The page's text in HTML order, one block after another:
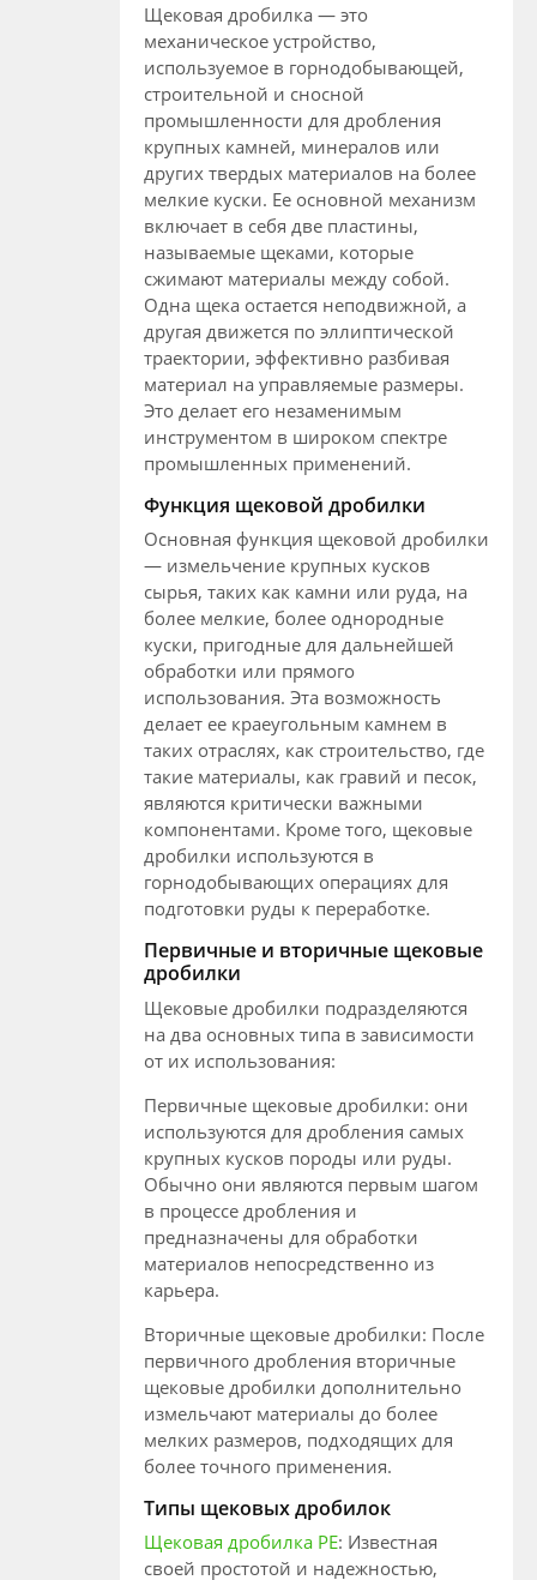
Щековая дробилка — это
механическое устройство,
используемое в горнодобывающей,
строительной и сносной
промышленности для дробления
крупных камней, минералов или
других твердых материалов на более
мелкие куски. Ее основной механизм
включает в себя две пластины,
называемые щеками, которые
сжимают материалы между собой.
Одна щека остается неподвижной, а
другая движется по эллиптической
траектории, эффективно разбивая
материал на управляемые размеры.
Это делает его незаменимым
инструментом в широком спектре
промышленных применений.
Функция щековой дробилки
Основная функция щековой дробилки
— измельчение крупных кусков
сырья, таких как камни или руда, на
более мелкие, более однородные
куски, пригодные для дальнейшей
обработки или прямого
использования. Эта возможность
делает ее краеугольным камнем в
таких отраслях, как строительство, где
такие материалы, как гравий и песок,
являются критически важными
компонентами. Кроме того, щековые
дробилки используются в
горнодобывающих операциях для
подготовки руды к переработке.
Первичные и вторичные щековые
дробилки
Щековые дробилки подразделяются
на два основных типа в зависимости
от их использования:
Первичные щековые дробилки: они
используются для дробления самых
крупных кусков породы или руды.
Обычно они являются первым шагом
в процессе дробления и
предназначены для обработки
материалов непосредственно из
карьера.
Вторичные щековые дробилки: После
первичного дробления вторичные
щековые дробилки дополнительно
измельчают материалы до более
мелких размеров, подходящих для
более точного применения.
Типы щековых дробилок
Щековая дробилка PE: Известная
своей простотой и надежностью,